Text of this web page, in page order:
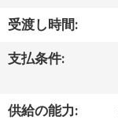
報
受渡し時間:
支払条件:
供給の能力: